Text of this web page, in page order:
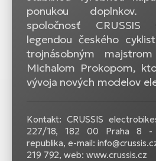
ponukou doplnkov.
spoločnosť CRUSSIS
legendou českého
trojnásobným
Michalom Prokopom,
vývoja nových modelov
Kontakt: CRUSSIS
227/18, 182 00 Praha 8 -
republika, e-mail:
219 792, web: www.crussis.cz